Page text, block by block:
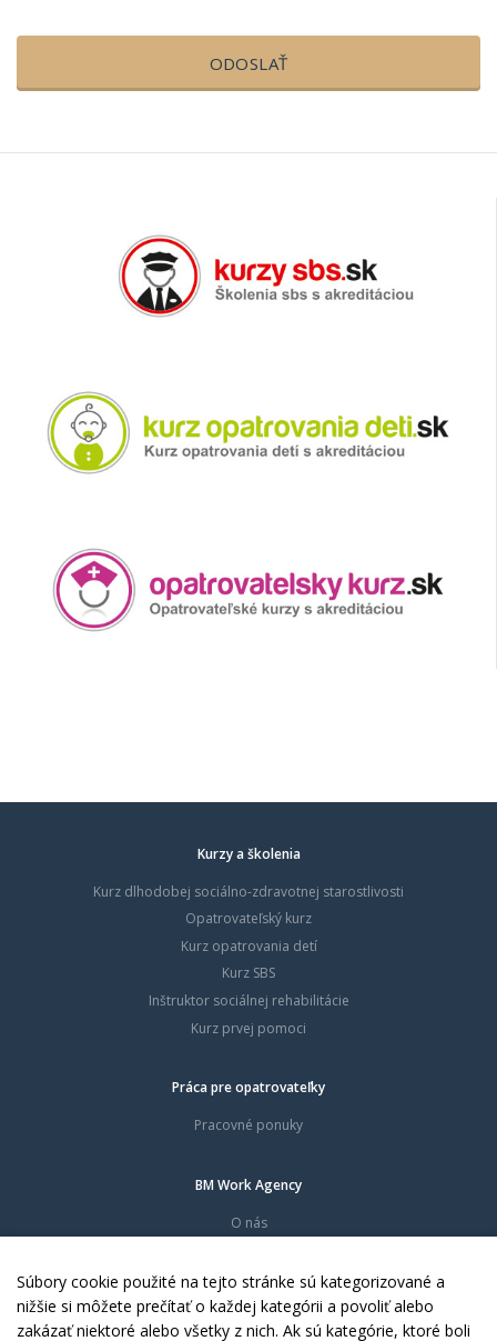
ODOSLAŤ
Kurzy a školenia
Kurz dlhodobej sociálno-zdravotnej starostlivosti
Opatrovateľský kurz
Kurz opatrovania detí
Kurz SBS
Inštruktor sociálnej rehabilitácie
Kurz prvej pomoci
Práca pre opatrovateľky
Pracovné ponuky
BM Work Agency
O nás
Dokumenty
Kontakty
Súbory cookie použité na tejto stránke sú kategorizované a
nižšie si môžete prečítať o každej kategórii a povoliť alebo
zakázať niektoré alebo všetky z nich. Ak sú kategórie, ktoré boli